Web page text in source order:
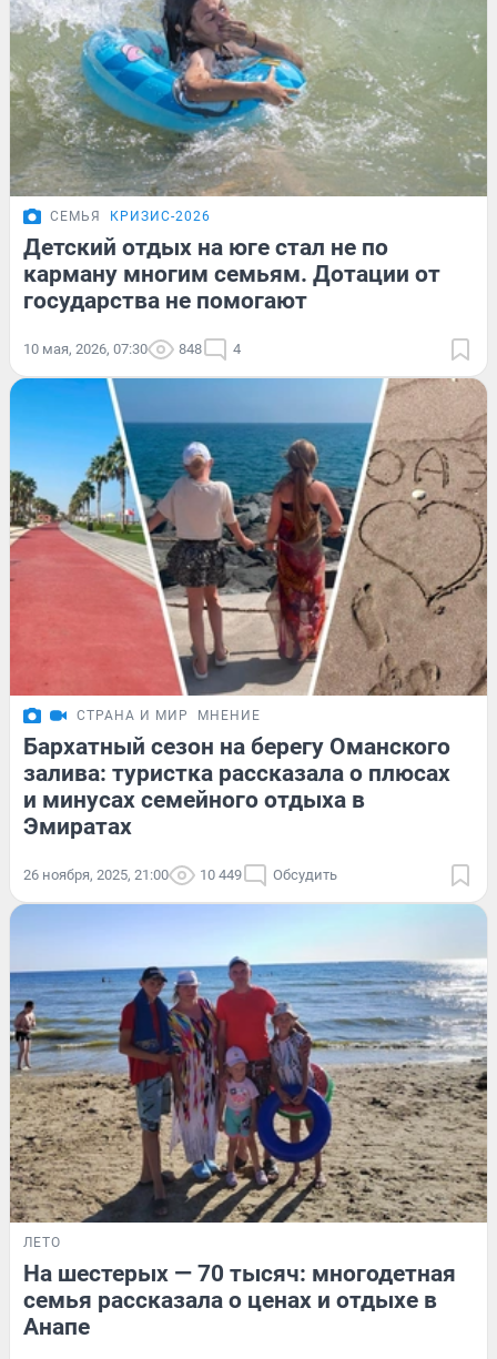
СЕМЬЯ КРИЗИС-2026
Детский отдых на юге стал не по
карману многим семьям. Дотации от
государства не помогают
10 мая, 2026, 07:30 848 4
СТРАНА И МИР МНЕНИЕ
Бархатный сезон на берегу Оманского
залива: туристка рассказала о плюсах
и минусах семейного отдыха в
Эмиратах
26 ноября, 2025, 21:00 10 449 Обсудить
ЛЕТО
На шестерых — 70 тысяч: многодетная
семья рассказала о ценах и отдыхе в
Анапе